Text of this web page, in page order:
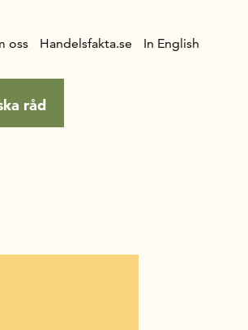
råd
oss Handelsfakta.se In English